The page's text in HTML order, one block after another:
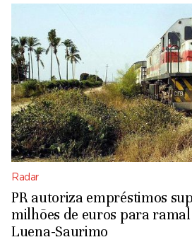
Radar
PR autoriza empréstimos
milhões de euros para
Luena-Saurimo